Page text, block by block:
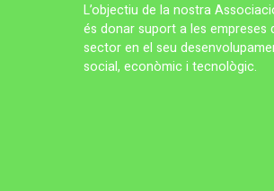
L’objectiu de la nostra
és donar suport a les empreses
sector en el seu
social, econòmic i tecnològic.